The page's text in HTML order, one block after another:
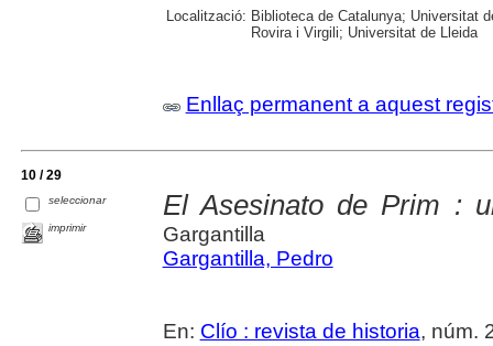
Localització: Biblioteca de Catalunya; Universitat
Rovira i Virgili; Universitat de Lleida
Enllaç permanent a aquest
10 / 29
seleccionar
imprimir
El Asesinato de Prim :
Gargantilla
Gargantilla, Pedro
En: Clío : revista de historia, núm.